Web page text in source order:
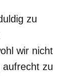
zu
wir nicht
aufrecht zu